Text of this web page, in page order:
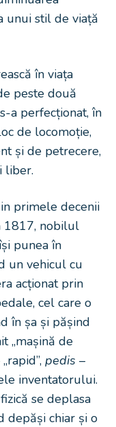
unui stil de viață
în viața
peste două
a perfecționat, în
de locomoție,
și de petrecere,
liber.
primele decenii
1817, nobilul
punea în
un vehicul cu
acționat prin
cel care o
în șa și pășind
„mașină de
pedis –
inventatorului.
se deplasa
depăși chiar și o